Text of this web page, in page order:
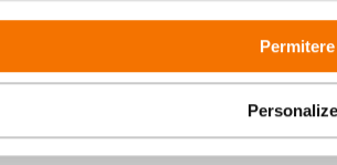
Parteneri tehnologie: